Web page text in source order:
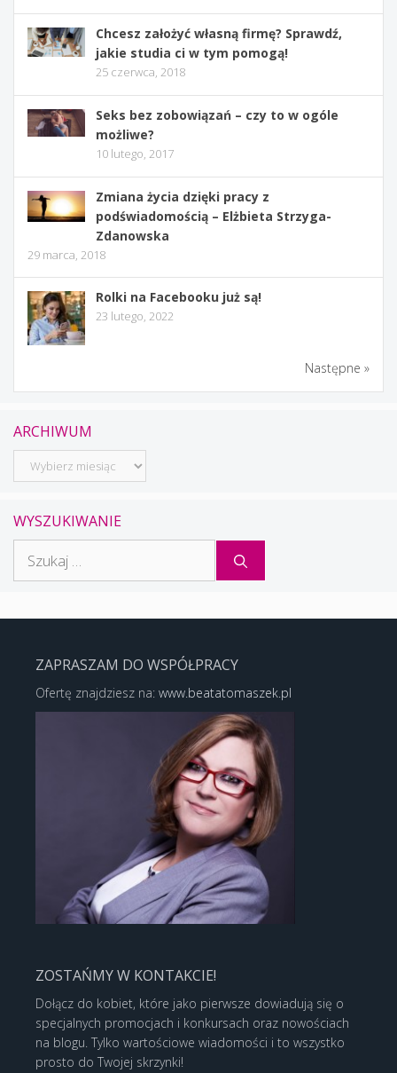
Chcesz założyć własną firmę? Sprawdź,
jakie studia ci w tym pomogą!
25 czerwca, 2018
Seks bez zobowiązań – czy to w ogóle
możliwe?
10 lutego, 2017
Zmiana życia dzięki pracy z
podświadomością – Elżbieta Strzyga-
Zdanowska
29 marca, 2018
Rolki na Facebooku już są!
23 lutego, 2022
Następne »
ARCHIWUM
Archiwum
WYSZUKIWANIE
ZAPRASZAM DO WSPÓŁPRACY
Ofertę znajdziesz na: www.beatatomaszek.pl
ZOSTAŃMY W KONTAKCIE!
Dołącz do kobiet, które jako pierwsze dowiadują się o
specjalnych promocjach i konkursach oraz nowościach
na blogu. Tylko wartościowe wiadomości i to wszystko
prosto do Twojej skrzynki!